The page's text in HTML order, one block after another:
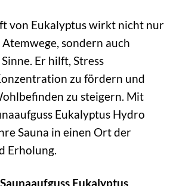
von Eukalyptus wirkt nicht nur
sondern auch
Er hilft, Stress
zu fördern und
zu steigern. Mit
Eukalyptus Hydro
Sauna in einen Ort der
Erholung.
Eukalyptus